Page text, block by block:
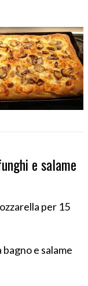
e salame
per 15
e salame